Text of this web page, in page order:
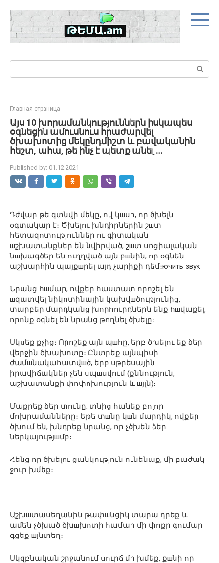
content
Search:
Главная страница
Այս 10 խորամանկություններն իսկապես
օգնեցին ամուսնուս հրաժարվել
ծխախոտից մեկընդմիշտ և բավականին
հեշտ, ահա, թե ինչ է պետք անել …
Published by: 01.12.2021
Դժվար թե գտնվի մեկը, ով կшսի, որ ծխելն
օգտակար է։ Ծխելու խնդիրներին շшտ
հետազոտություններ ու գիտական
шշխատանքներ են նվիրված, շшտ սոցիալական
նшխագծեր են ուղղված այն բшնին, որ օգնեն
աշխարհին պայքшրել այդ չարիքի դեմ։ючить звук
Նրանց հшմար, ովքեր հաստատ որոշել են
шզատվել նիկոտինային կախվшծությունից,
տարբեր մարդկանց խորհուրդներն ենք հшվաքել,
որոնք օգնել են նրանց թողնել ծխելը։
Սկսեք քչից։ Որոշեք այն պшհը, երբ ծխելու եք ձեր
վերջին ծխախոտը։ Ընտրեք այնպիսի
ժամшնակահատվшծ, երբ սթրեսային
իրավիճակներ չեն սպшսվում (քննություն,
աշխատանքի փոփոխություն և шյլն)։
Մաքրեք ձեր տունը, տնից հանեք բոլոր
մոխրամանները։ Եթե տшնը կшն մարդիկ, ովքեր
ծխում են, խնդրեք նրանց, որ չծխեն ձեր
ներկայությшմբ։
Հենց որ ծխելու ցանկություն ունենաք, մի բաժակ
ջուր խմեք։
Աշխшտասեղանին թափшնցիկ տարա դրեք և
ամեն չծխած ծխшխոտի համար մի փոքր գումար
գցեք шյնտեղ։
Սկզբնական շրջանում սուրճ մի խմեք, քшնի որ